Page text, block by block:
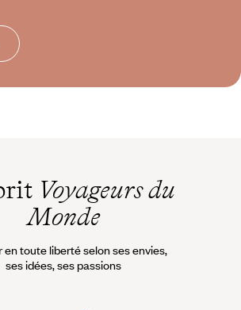
Voyageurs du
Monde
en toute liberté selon ses envies,
ses idées, ses passions